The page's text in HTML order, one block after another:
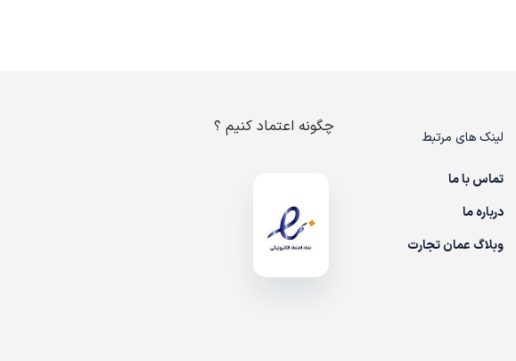
لینک های مرتبط
تماس با ما
درباره ما
وبلاگ عمان تجارت
چگونه اعتماد کنیم ؟